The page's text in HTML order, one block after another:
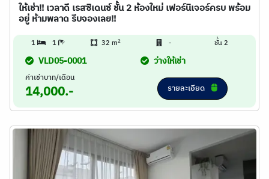
ให้เช่า!! เวลาดี เรสซิเดนซ์ ชั้น 2 ห้องใหม่ เฟอร์นิเจอร์ครบ พร้อม
อยู่ ห้ามพลาด รีบจองเลย!!
1 1 32 m2 - ชั้น 2
VLD05-0001 ว่างให้เช่า
ค่าเช่าบาท/เดือน
14,000.- รายละเอียด